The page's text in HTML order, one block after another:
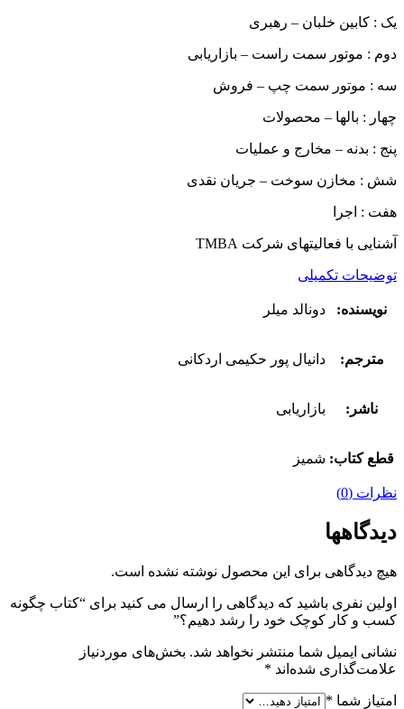
یک : کابین خلبان – رهبری
دوم : موتور سمت راست – بازاریابی
سه : موتور سمت چپ – فروش
چهار : بالها – محصولات
پنج : بدنه – مخارج و عملیات
شش : مخازن سوخت – جریان نقدی
هفت : اجرا
آشنایی با فعالیتهای شرکت TMBA
توضیحات تکمیلی
نویسنده: دونالد میلر
مترجم: دانیال پور حکیمی اردکانی
ناشر: بازاریابی
قطع کتاب: شمیز
نظرات (0)
دیدگاهها
هیچ دیدگاهی برای این محصول نوشته نشده است.
اولین نفری باشید که دیدگاهی را ارسال می کنید برای “کتاب چگونه
کسب و کار کوچک خود را رشد دهیم؟”
نشانی ایمیل شما منتشر نخواهد شد. بخش‌های موردنیاز
علامت‌گذاری شده‌اند *
امتیاز شما *